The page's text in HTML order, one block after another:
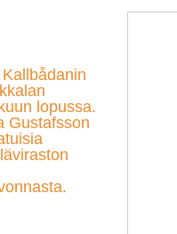
lopussa.
Gustafsson